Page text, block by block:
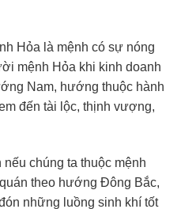
Hỏa là mệnh có sự nóng
mệnh Hỏa khi kinh doanh
Nam, hướng thuộc hành
đến tài lộc, thịnh vượng,
nếu chúng ta thuộc mệnh
theo hướng Đông Bắc,
những luồng sinh khí tốt